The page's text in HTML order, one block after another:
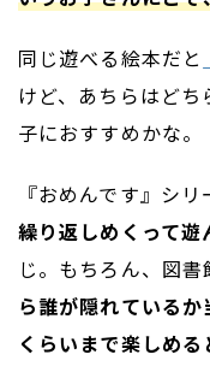
同じ遊べる絵本だと
けど、あちらはど
子におすすめかな。
『おめんです』シリ
繰り返しめくって遊
じ。もちろん、図
ら誰が隠れている
くらいまで楽しめる